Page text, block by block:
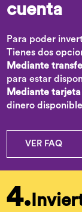
cuenta
Para poder
Tienes dos
Mediante
para estar
Mediante
dinero
VER FAQ
4.